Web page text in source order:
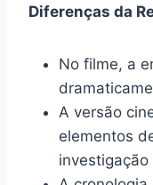
Diferenças da
No filme, a
A versão
elementos